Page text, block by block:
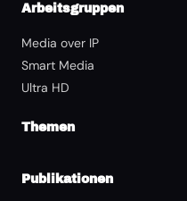
Arbeitsgruppen
Media over IP
Smart Media
Ultra HD
Themen
Publikationen